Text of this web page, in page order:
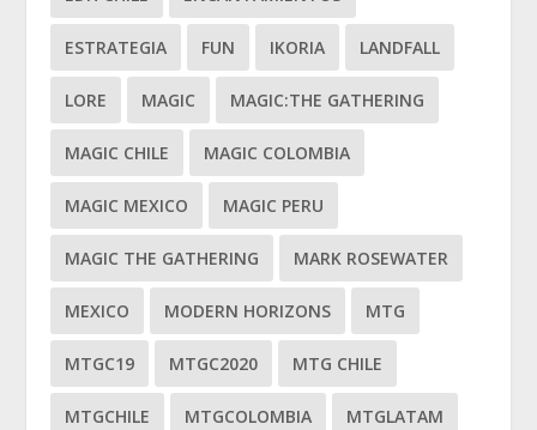
ESTRATEGIA FUN IKORIA LANDFALL
LORE MAGIC MAGIC:THE GATHERING
MAGIC CHILE MAGIC COLOMBIA
MAGIC MEXICO MAGIC PERU
MAGIC THE GATHERING MARK ROSEWATER
MEXICO MODERN HORIZONS MTG
MTGC19 MTGC2020 MTG CHILE
MTGCHILE MTGCOLOMBIA MTGLATAM